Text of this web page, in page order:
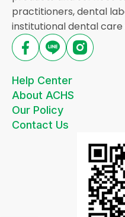
practitioners, dental
institutional dental care
Help Center
About ACHS
Our Policy
Contact Us